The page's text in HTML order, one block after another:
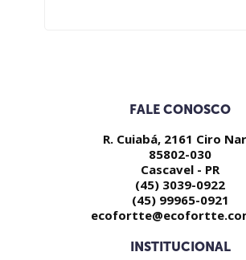
FALE CONOSCO
R. Cuiabá, 2161 Ciro
85802-030
Cascavel - PR
(45) 3039-0922
(45) 99965-0921
INSTITUCIONAL